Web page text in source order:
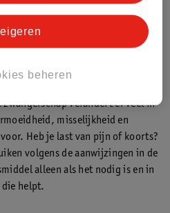
zwangerschap verandert er veel in
misselijkheid en
Heb je last van pijn of koorts?
volgens de aanwijzingen in de
alleen als het nodig is en in
die helpt.
beheren